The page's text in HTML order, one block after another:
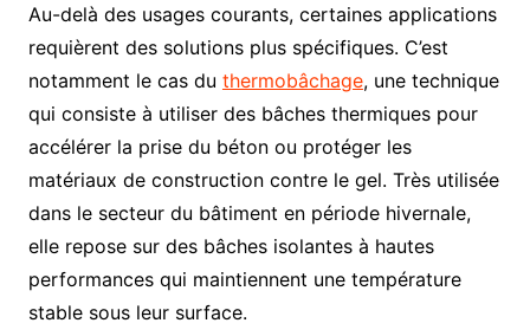
Au-delà des usages courants, certaines applications
requièrent des solutions plus spécifiques. C’est
notamment le cas du thermobâchage, une technique
qui consiste à utiliser des bâches thermiques pour
accélérer la prise du béton ou protéger les
matériaux de construction contre le gel. Très utilisée
dans le secteur du bâtiment en période hivernale,
elle repose sur des bâches isolantes à hautes
performances qui maintiennent une température
stable sous leur surface.